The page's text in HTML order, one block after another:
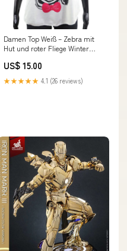
Damen Top Weiß – Zebra mit
Hut und roter Fliege Winter
US$ 15.00
★★★★★ 4.1 (26 reviews)